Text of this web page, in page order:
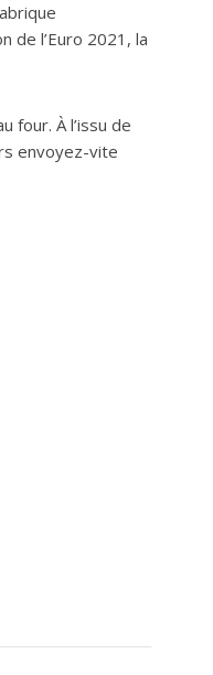
de l’Euro 2021, la
four. À l’issu de
envoyez-vite